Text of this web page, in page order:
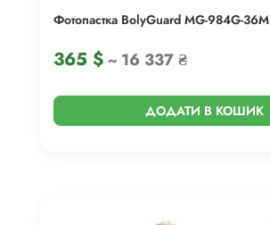
Фотопастка BolyGuard MG-984G-36M
365 $~ 16 337 ₴
ДОДАТИ В КОШИК